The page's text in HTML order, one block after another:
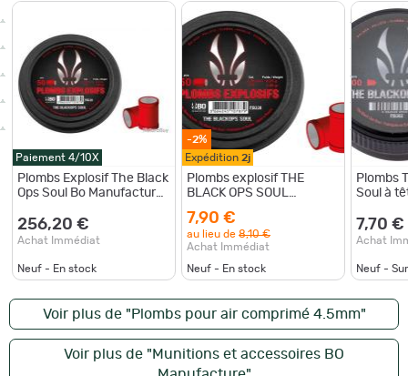
Paiement 4/10X
Plombs Explosif The Black
Ops Soul Bo Manufacture
Plate - Puissance et Préci
256,20 €
Achat Immédiat
Neuf - En stock
-2%
Expédition 2j
Plombs explosif THE
BLACK OPS SOUL
7,90 €
au lieu de 8,10 €
Achat Immédiat
Neuf - En stock
Plombs
Soul à
7,70 €
Achat
Neuf -
Voir plus de "Plombs pour air comprimé 4.5mm"
Voir plus de "Munitions et accessoires BO